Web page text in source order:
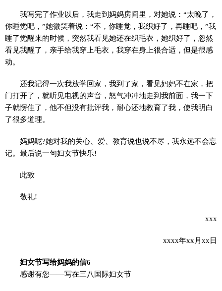
我写完了作业以后，我走到妈妈房间里，对她说：“太晚了，
你睡觉吧，”她微笑着说：“不，你睡觉，我织好了，再睡吧，”我
睡了觉醒来的时候，突然我看见她还在织毛衣，她织好了，忽然
看见我醒了，亲手给我穿上毛衣，我穿在身上很合适，但是很感
动。
还我记得一次我放学回家，我到了家，看见妈妈不在家，把
门打开了，就听见电视的声音，怒气冲冲地走到我前面，我一下
子就愣住了，他不但没有批评我，耐心还地教育了我，使我明白
了很多道理。
妈妈呢?她对我的关心、爱、教育说也说不尽，我永远不会忘
记。最后说一句妇女节快乐!
此致
敬礼!
xxx
xxxx年xx月xx日
妇女节写给妈妈的信6
感谢有您——写在三八国际妇女节